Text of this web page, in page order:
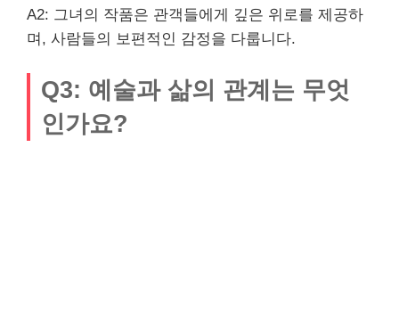
A2: 그녀의 작품은 관객들에게 깊은 위로를 제공하
며, 사람들의 보편적인 감정을 다룹니다.
Q3: 예술과 삶의 관계는 무엇
인가요?